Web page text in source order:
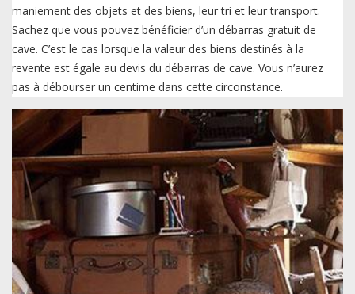
maniement des objets et des biens, leur tri et leur transport.
Sachez que vous pouvez bénéficier d’un débarras gratuit de
cave. C’est le cas lorsque la valeur des biens destinés à la
revente est égale au devis du débarras de cave. Vous n’aurez
pas à débourser un centime dans cette circonstance.